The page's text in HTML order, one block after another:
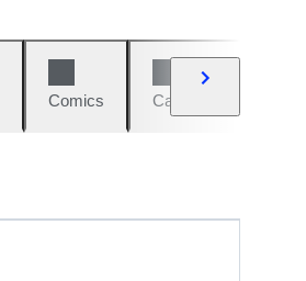
Comics Cars & Bikes